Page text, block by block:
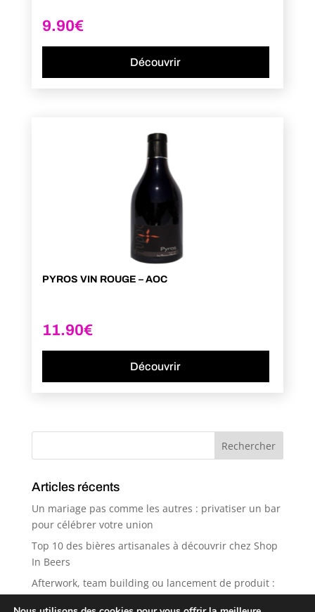
9.90€
Découvrir
PYROS VIN ROUGE – AOC
11.90€
Découvrir
Articles récents
Un mariage pas comme les autres : privatiser un bar
pour célébrer votre union
Top 10 des bières artisanales à découvrir chez Shop
In Beers
Afterwork, team building ou lancement de produit :
pourquoi Shop in Beers est le spot idéal ?